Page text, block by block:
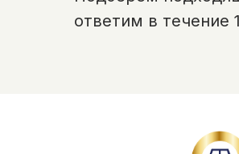
ответим в течение